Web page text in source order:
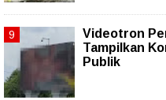
Videotron
Tampilkan
Publik